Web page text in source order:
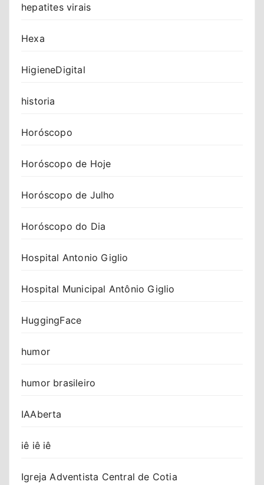
hepatites virais
Hexa
HigieneDigital
historia
Horóscopo
Horóscopo de Hoje
Horóscopo de Julho
Horóscopo do Dia
Hospital Antonio Giglio
Hospital Municipal Antônio Giglio
HuggingFace
humor
humor brasileiro
IAAberta
iê iê iê
Igreja Adventista Central de Cotia